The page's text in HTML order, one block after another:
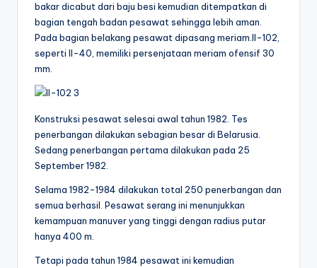
bakar dicabut dari baju besi kemudian ditempatkan di
bagian tengah badan pesawat sehingga lebih aman.
Pada bagian belakang pesawat dipasang meriam.Il-102,
seperti Il-40, memiliki persenjataan meriam ofensif 30
mm.
Konstruksi pesawat selesai awal tahun 1982. Tes
penerbangan dilakukan sebagian besar di Belarusia.
Sedang penerbangan pertama dilakukan pada 25
September 1982.
Selama 1982-1984 dilakukan total 250 penerbangan dan
semua berhasil. Pesawat serang ini menunjukkan
kemampuan manuver yang tinggi dengan radius putar
hanya 400 m.
Tetapi pada tahun 1984 pesawat ini kemudian